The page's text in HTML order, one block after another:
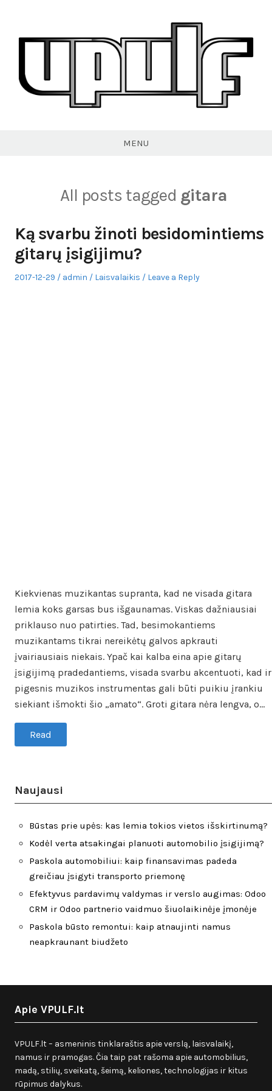
content
MENU
All posts tagged gitara
Ką svarbu žinoti besidomintiems
gitarų įsigijimu?
Posted
2017-12-29 Author
admin
Posted
Laisvalaikis Leave a Reply
Kiekvienas muzikantas supranta, kad ne visada gitara
lemia koks garsas bus išgaunamas. Viskas dažniausiai
priklauso nuo patirties. Tad, besimokantiems
muzikantams tikrai nereikėtų galvos apkrauti
įvairiausiais niekais. Ypač kai kalba eina apie gitarų
įsigijimą pradedantiems, visada svarbu akcentuoti, kad ir
pigesnis muzikos instrumentas gali būti puikiu įrankiu
siekiant išmokti šio „amato“. Groti gitara nėra lengva, o…
Read
Naujausi
Būstas prie upės: kas lemia tokios vietos išskirtinumą?
Kodėl verta atsakingai planuoti automobilio įsigijimą?
Paskola automobiliui: kaip finansavimas padeda
greičiau įsigyti transporto priemonę
Efektyvus pardavimų valdymas ir verslo augimas: Odoo
CRM ir Odoo partnerio vaidmuo šiuolaikinėje įmonėje
Paskola būsto remontui: kaip atnaujinti namus
neapkraunant biudžeto
Apie VPULF.lt
VPULF.lt – asmeninis tinklaraštis apie verslą, laisvalaikį,
namus ir pramogas. Čia taip pat rašoma apie automobilius,
madą, stilių, sveikatą, šeimą, keliones, technologijas ir kitus
rūpimus dalykus.